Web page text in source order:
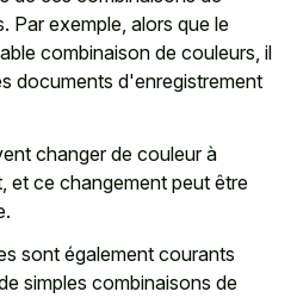
Par exemple, alors que le
combinaison de couleurs, il
documents d'enregistrement
changer de couleur à
et ce changement peut être
sont également courants
simples combinaisons de